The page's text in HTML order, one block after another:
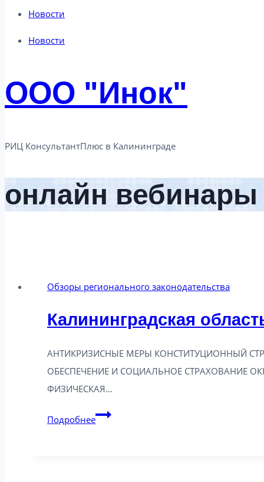
Новости
Новости
ООО "Инок"
РИЦ КонсультантПлюс в Калининграде​
онлайн вебинары
Обзоры регионального законодательства
Калининградская
АНТИКРИЗИСНЫЕ МЕРЫ КОНСТИТУЦИОННЫЙ
ОБЕСПЕЧЕНИЕ И СОЦИАЛЬНОЕ СТРАХОВАНИЕ
ФИЗИЧЕСКАЯ…
ПодробнееКалининградская